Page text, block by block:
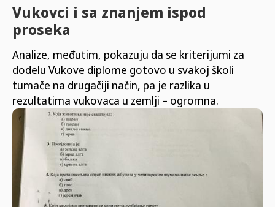
Vukovci i sa znanjem ispod
proseka
Analize, međutim, pokazuju da se kriterijumi za
dodelu Vukove diplome gotovo u svakoj školi
tumače na drugačiji način, pa je razlika u
rezultatima vukovaca u zemlji – ogromna.